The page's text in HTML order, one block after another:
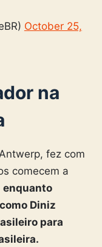
October 25,
na
fez com
comecem a
enquanto
Diniz
para